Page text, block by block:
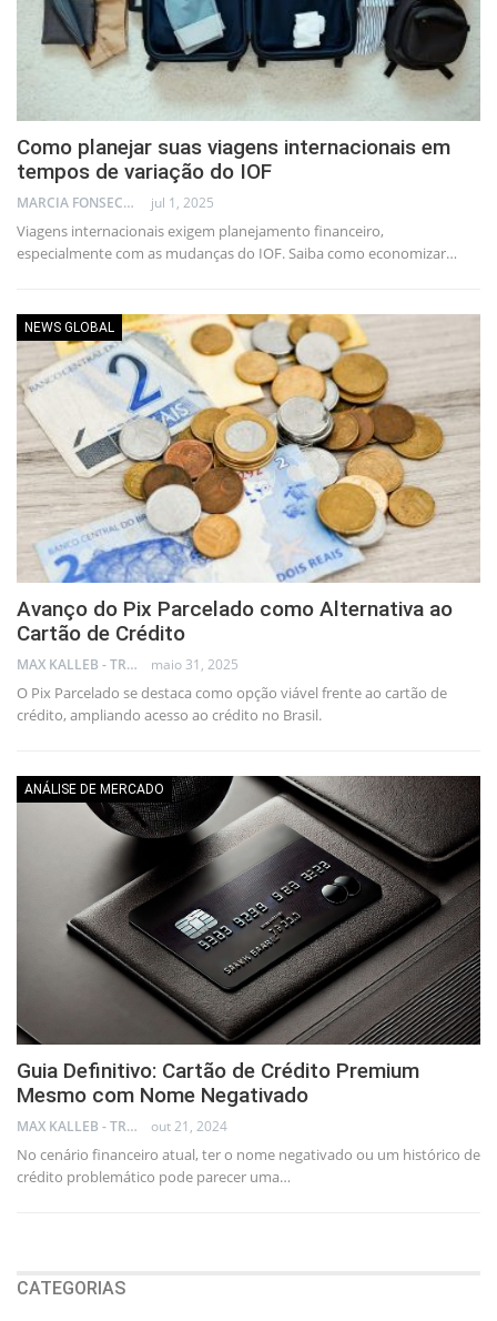
Como planejar suas viagens internacionais em
tempos de variação do IOF
MARCIA FONSECA - FINANCIAL CONSULTANT jul 1, 2025
Viagens internacionais exigem planejamento financeiro,
especialmente com as mudanças do IOF. Saiba como economizar…
NEWS GLOBAL
Avanço do Pix Parcelado como Alternativa ao
Cartão de Crédito
MAX KALLEB - TRADER maio 31, 2025
O Pix Parcelado se destaca como opção viável frente ao cartão de
crédito, ampliando acesso ao crédito no Brasil.
ANÁLISE DE MERCADO
Guia Definitivo: Cartão de Crédito Premium
Mesmo com Nome Negativado
MAX KALLEB - TRADER out 21, 2024
No cenário financeiro atual, ter o nome negativado ou um histórico de
crédito problemático pode parecer uma…
CATEGORIAS